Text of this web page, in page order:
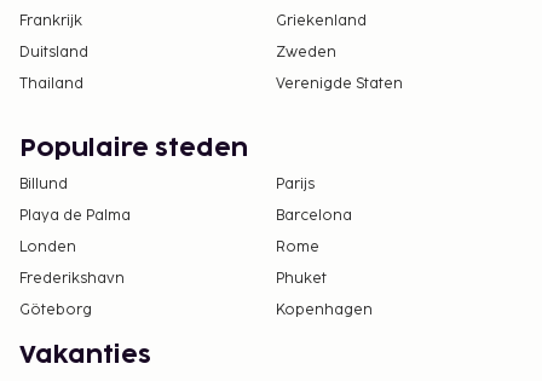
Frankrijk
Griekenland
Duitsland
Zweden
Thailand
Verenigde Staten
Populaire steden
Billund
Parijs
Playa de Palma
Barcelona
Londen
Rome
Frederikshavn
Phuket
Göteborg
Kopenhagen
Vakanties